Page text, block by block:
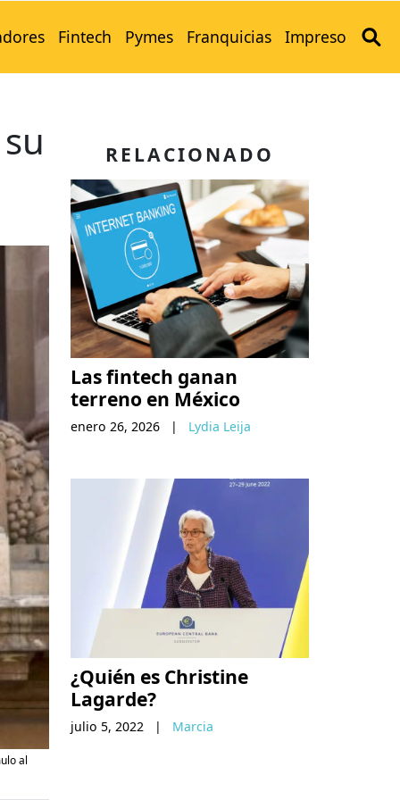
Fintech Pymes Franquicias Impreso
al
RELACIONADO
Las fintech ganan
terreno en México
enero 26, 2026 | Lydia Leija
¿Quién es Christine
Lagarde?
julio 5, 2022 | Marcia